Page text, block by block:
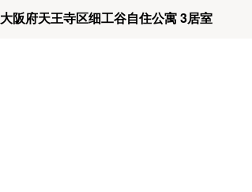
大阪府天王寺区细工谷自住公寓 3居室